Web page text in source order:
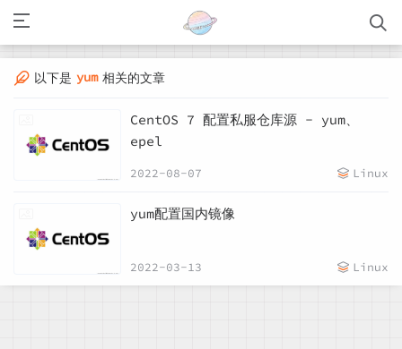
以下是 yum 相关的文章
CentOS 7 配置私服仓库源 - yum、
epel
2022-08-07 Linux
yum配置国内镜像
2022-03-13 Linux